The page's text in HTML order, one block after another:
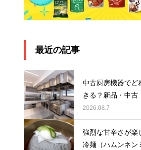
最近の記事
中古厨房機器でど
きる？新品・中古
比較！あなたに合
説
2026.08.7
強烈な甘辛さが楽
冷麺（ハムンネン